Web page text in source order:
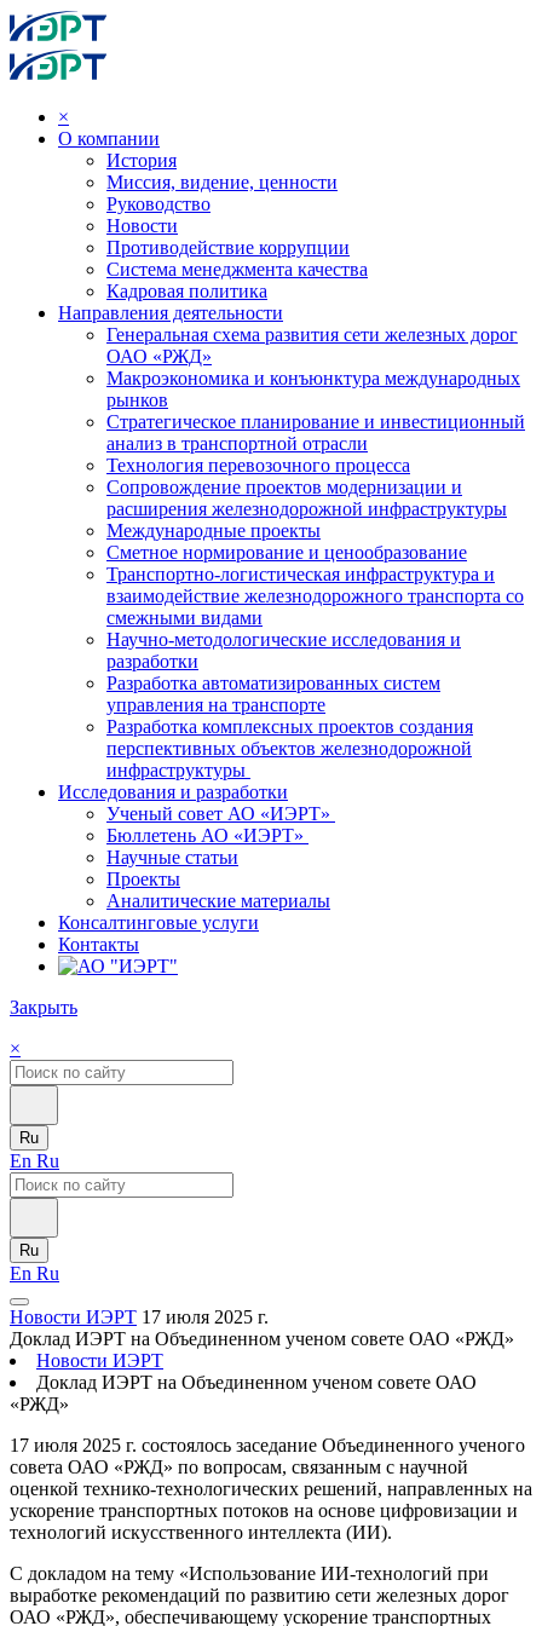
×
О компании
История
Миссия, видение, ценности
Руководство
Новости
Противодействие коррупции
Система менеджмента качества
Кадровая политика
Направления деятельности
Генеральная схема развития сети железных дорог
ОАО «РЖД»
Макроэкономика и конъюнктура международных
рынков
Стратегическое планирование и инвестиционный
анализ в транспортной отрасли
Технология перевозочного процесса
Сопровождение проектов модернизации и
расширения железнодорожной инфраструктуры
Международные проекты
Сметное нормирование и ценообразование
Транспортно-логистическая инфраструктура и
взаимодействие железнодорожного транспорта со
смежными видами
Научно-методологические исследования и
разработки
Разработка автоматизированных систем
управления на транспорте
Разработка комплексных проектов создания
перспективных объектов железнодорожной
инфраструктуры
Исследования и разработки
Ученый совет АО «ИЭРТ»
Бюллетень АО «ИЭРТ»
Научные статьи
Проекты
Аналитические материалы
Консалтинговые услуги
Контакты
Закрыть
×
Ru
En Ru
Ru
En Ru
Новости ИЭРТ 17 июля 2025 г.
Доклад ИЭРТ на Объединенном ученом совете ОАО «РЖД»
Новости ИЭРТ
Доклад ИЭРТ на Объединенном ученом совете ОАО
«РЖД»
17 июля 2025 г. состоялось заседание Объединенного ученого
совета ОАО «РЖД» по вопросам, связанным с научной
оценкой технико-технологических решений, направленных на
ускорение транспортных потоков на основе цифровизации и
технологий искусственного интеллекта (ИИ).
С докладом на тему «Использование ИИ-технологий при
выработке рекомендаций по развитию сети железных дорог
ОАО «РЖД», обеспечивающему ускорение транспортных